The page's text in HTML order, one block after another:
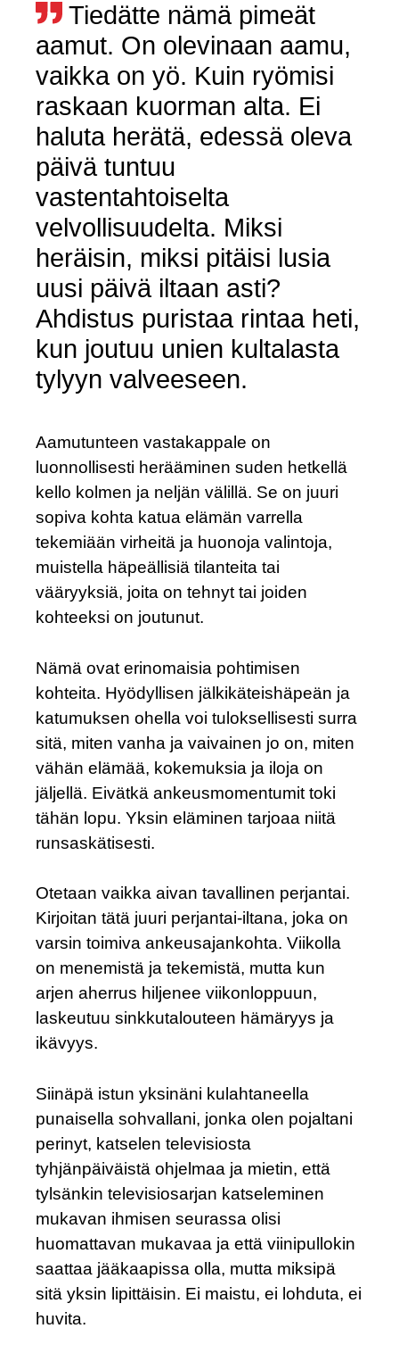
Tiedätte nämä pimeät
aamut. On olevinaan aamu,
vaikka on yö. Kuin ryömisi
raskaan kuorman alta. Ei
haluta herätä, edessä oleva
päivä tuntuu
vastentahtoiselta
velvollisuudelta. Miksi
heräisin, miksi pitäisi lusia
uusi päivä iltaan asti?
Ahdistus puristaa rintaa heti,
kun joutuu unien kultalasta
tylyyn valveeseen.
Aamutunteen vastakappale on
luonnollisesti herääminen suden hetkellä
kello kolmen ja neljän välillä. Se on juuri
sopiva kohta katua elämän varrella
tekemiään virheitä ja huonoja valintoja,
muistella häpeällisiä tilanteita tai
vääryyksiä, joita on tehnyt tai joiden
kohteeksi on joutunut.
Nämä ovat erinomaisia pohtimisen
kohteita. Hyödyllisen jälkikäteishäpeän ja
katumuksen ohella voi tuloksellisesti surra
sitä, miten vanha ja vaivainen jo on, miten
vähän elämää, kokemuksia ja iloja on
jäljellä. Eivätkä ankeusmomentumit toki
tähän lopu. Yksin eläminen tarjoaa niitä
runsaskätisesti.
Otetaan vaikka aivan tavallinen perjantai.
Kirjoitan tätä juuri perjantai-iltana, joka on
varsin toimiva ankeusajankohta. Viikolla
on menemistä ja tekemistä, mutta kun
arjen aherrus hiljenee viikonloppuun,
laskeutuu sinkkutalouteen hämäryys ja
ikävyys.
Siinäpä istun yksinäni kulahtaneella
punaisella sohvallani, jonka olen pojaltani
perinyt, katselen televisiosta
tyhjänpäiväistä ohjelmaa ja mietin, että
tylsänkin televisiosarjan katseleminen
mukavan ihmisen seurassa olisi
huomattavan mukavaa ja että viinipullokin
saattaa jääkaapissa olla, mutta miksipä
sitä yksin lipittäisin. Ei maistu, ei lohduta, ei
huvita.